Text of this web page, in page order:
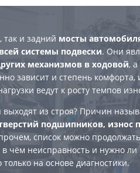
так и задний мосты
системы подвески. Они
механизмов в ходовой,
зависит и степень комфорта,
ведут к росту темпов
из строя? Причин
подшипников, износ
список можно
в чём неисправность и нужно
на основе диагностики.